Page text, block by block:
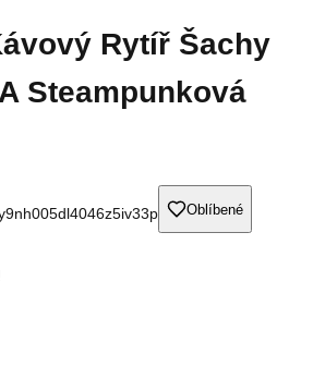
Rytíř Šachy
Steampunková
Oblíbené